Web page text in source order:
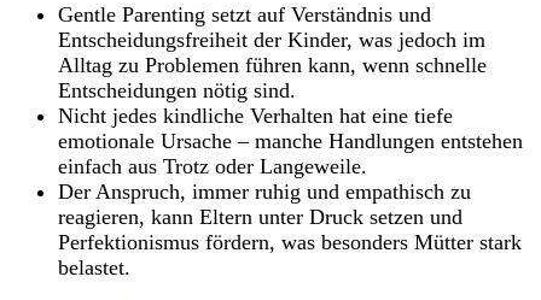
Gentle Parenting setzt auf Verständnis und
Entscheidungsfreiheit der Kinder, was jedoch im
Alltag zu Problemen führen kann, wenn schnelle
Entscheidungen nötig sind.
Nicht jedes kindliche Verhalten hat eine tiefe
emotionale Ursache – manche Handlungen entstehen
einfach aus Trotz oder Langeweile.
Der Anspruch, immer ruhig und empathisch zu
reagieren, kann Eltern unter Druck setzen und
Perfektionismus fördern, was besonders Mütter stark
belastet.